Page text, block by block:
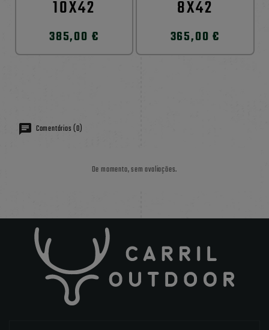
10X42
385,00 €
8X42
365,00 €
Comentários (0)
De momento, sem avaliações.